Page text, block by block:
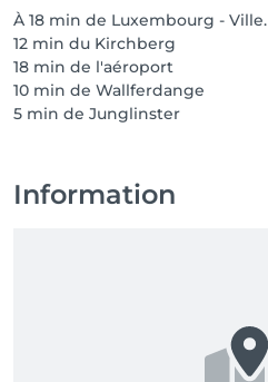
À 18 min de Luxembourg - Ville.
12 min du Kirchberg
18 min de l'aéroport
10 min de Wallferdange
5 min de Junglinster
Information